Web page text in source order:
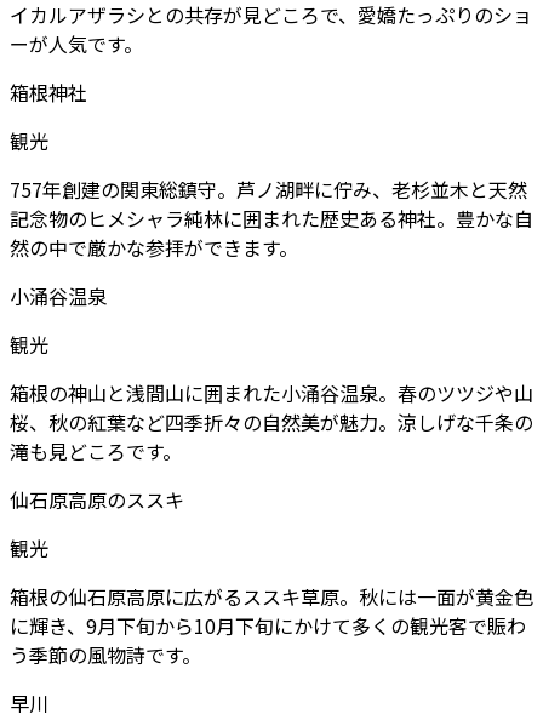
イカルアザラシとの共存が見どころで、愛嬌たっぷりのショ
ーが人気です。
箱根神社
観光
757年創建の関東総鎮守。芦ノ湖畔に佇み、老杉並木と天然
記念物のヒメシャラ純林に囲まれた歴史ある神社。豊かな自
然の中で厳かな参拝ができます。
小涌谷温泉
観光
箱根の神山と浅間山に囲まれた小涌谷温泉。春のツツジや山
桜、秋の紅葉など四季折々の自然美が魅力。涼しげな千条の
滝も見どころです。
仙石原高原のススキ
観光
箱根の仙石原高原に広がるススキ草原。秋には一面が黄金色
に輝き、9月下旬から10月下旬にかけて多くの観光客で賑わ
う季節の風物詩です。
早川